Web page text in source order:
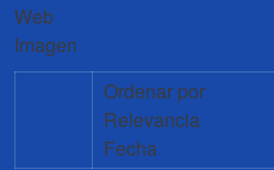
Web
Imagen
Ordenar por
Relevancia
Fecha